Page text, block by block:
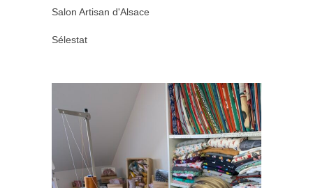
Salon Artisan d'Alsace
Sélestat